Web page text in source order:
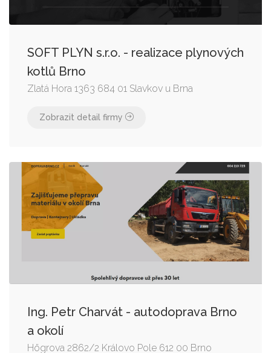
SOFT PLYN s.r.o. - realizace plynových
kotlů Brno
Zlatá Hora 1363 684 01 Slavkov u Brna
Zobrazit detail firmy
Ing. Petr Charvát - autodoprava Brno
a okolí
Högrova 2862/2 Královo Pole 612 00 Brno